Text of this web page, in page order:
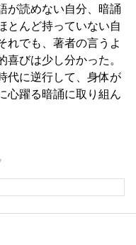
が読めない自分、暗誦
とんど持っていない自
れでも、著者の言うよ
喜びは少し分かった。
代に逆行して、身体が
心躍る暗誦に取り組ん